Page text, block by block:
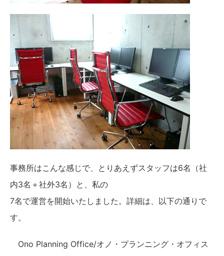
事務所はこんな感じで、とりあえずスタッフは6名（社
内3名＋社外3名）と、私の
7名で運営を開始いたしました。詳細は、以下の通りで
す。
Ono Planning Office/オノ・プランニング・オフィス